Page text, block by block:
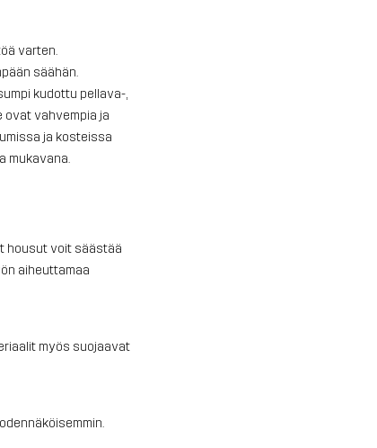
varten.
säähän.
kudottu pellava-,
ovat vahvempia ja
ja kosteissa
mukavana.
housut voit säästää
aiheuttamaa
myös suojaavat